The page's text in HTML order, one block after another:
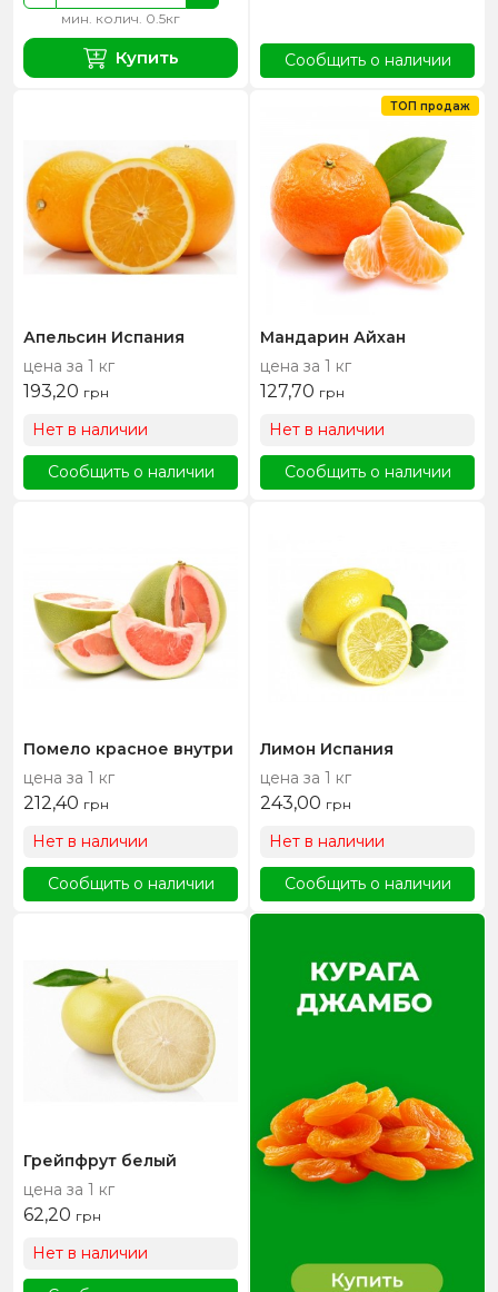
мин. колич. 0.5кг
Купить Сообщить о наличии
Апельсин Испания
цена за 1 кг
193,20 грн
Нет в наличии
Сообщить о наличии
Мандарин Айхан
цена за 1 кг
127,70 грн
Нет в наличии
Сообщить о наличии
ТОП продаж
Помело красное внутри
цена за 1 кг
212,40 грн
Нет в наличии
Сообщить о наличии
Лимон Испания
цена за 1 кг
243,00 грн
Нет в наличии
Сообщить о наличии
Грейпфрут белый
цена за 1 кг
62,20 грн
Нет в наличии